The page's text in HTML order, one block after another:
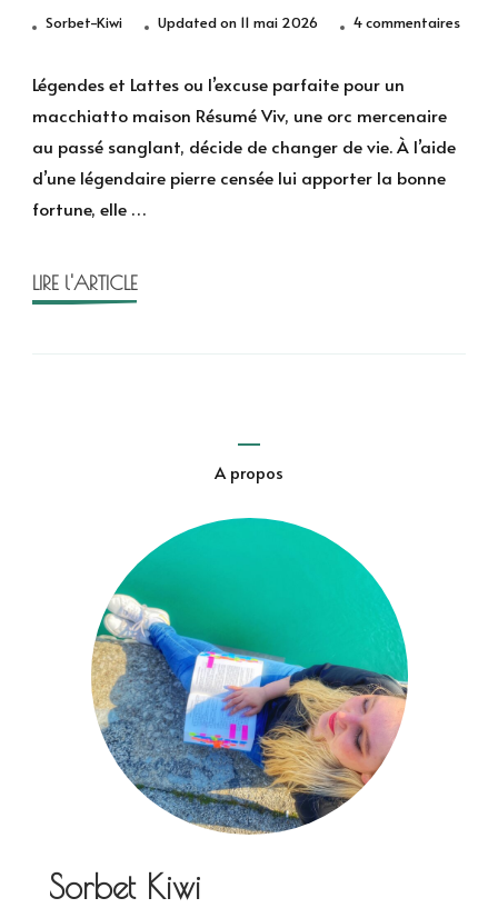
Sorbet-Kiwi Updated on 11 mai 2026 4 commentairessur
Légendes et Lattes ou l’excuse parfaite pour un
macchiatto maison Résumé Viv, une orc mercenaire
au passé sanglant, décide de changer de vie. À l’aide
d’une légendaire pierre censée lui apporter la bonne
fortune, elle …
LIRE l'ARTICLE
A propos
Sorbet Kiwi